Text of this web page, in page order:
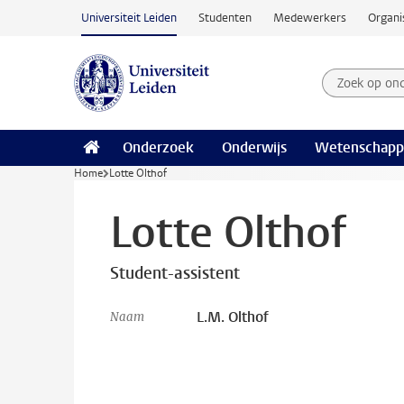
Ga naar hoofdinhoud
Universiteit Leiden Studenten Medewerkers
Zoek op
Zoekterm
Onderzoek Onderwijs
Home Lotte Olthof
Lotte Olthof
Student-assistent
Naam L.M. Olthof